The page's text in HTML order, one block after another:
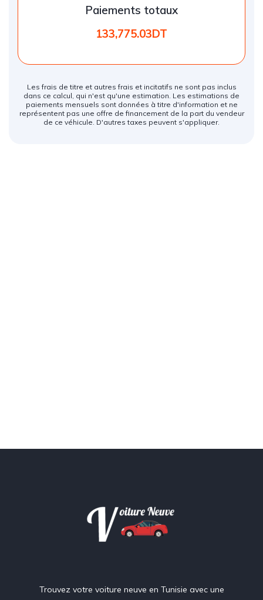
Paiements totaux
133,775.03DT
Les frais de titre et autres frais et incitatifs ne sont pas inclus
dans ce calcul, qui n'est qu'une estimation. Les estimations de
paiements mensuels sont données à titre d'information et ne
représentent pas une offre de financement de la part du vendeur
de ce véhicule. D'autres taxes peuvent s'appliquer.
Trouvez votre voiture neuve en Tunisie avec une